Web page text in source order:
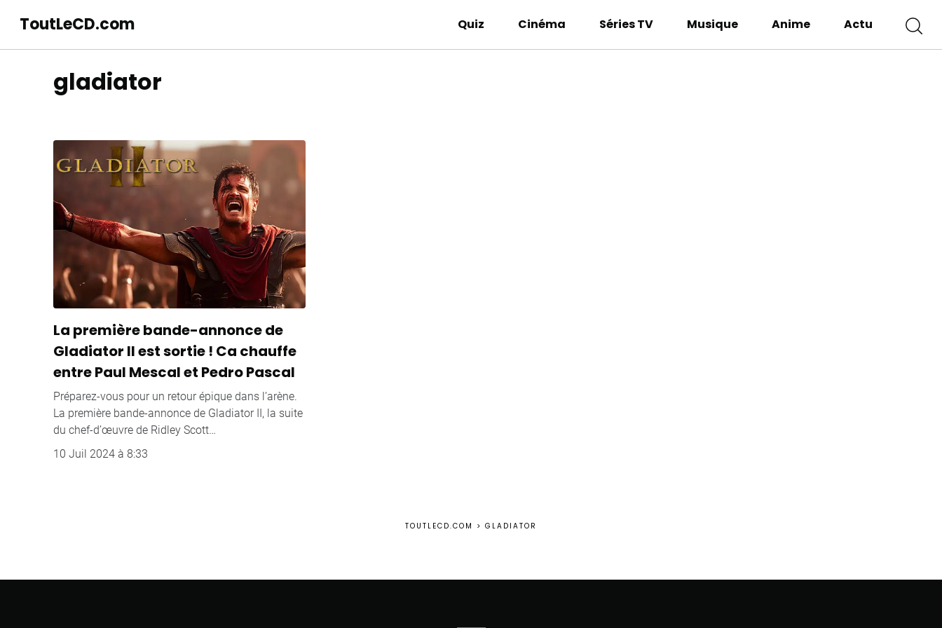
ToutLeCD.com Quiz Cinéma Séries TV Musique Anime Actu
gladiator
La première bande-annonce de
Gladiator II est sortie ! Ca chauffe
entre Paul Mescal et Pedro Pascal
Préparez-vous pour un retour épique dans l’arène.
La première bande-annonce de Gladiator II, la suite
du chef-d’œuvre de Ridley Scott…
10 Juil 2024 à 8:33
TOUTLECD.COM > GLADIATOR